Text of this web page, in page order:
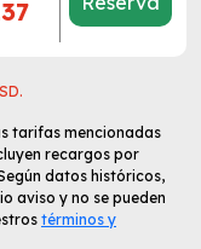
tarifas mencionadas
recargos por
datos históricos,
aviso y no se pueden
términos y